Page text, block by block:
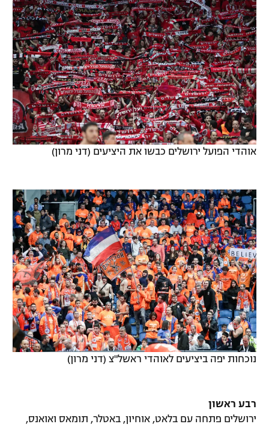
אוהדי הפועל ירושלים כבשו את היציעים (דני מרון)
נוכחות יפה ביציעים לאוהדי ראשל"צ (דני מרון)
רבע ראשון
ירושלים פתחה עם בלאט, אוחיון, באטלר, תומאס ואואנס,